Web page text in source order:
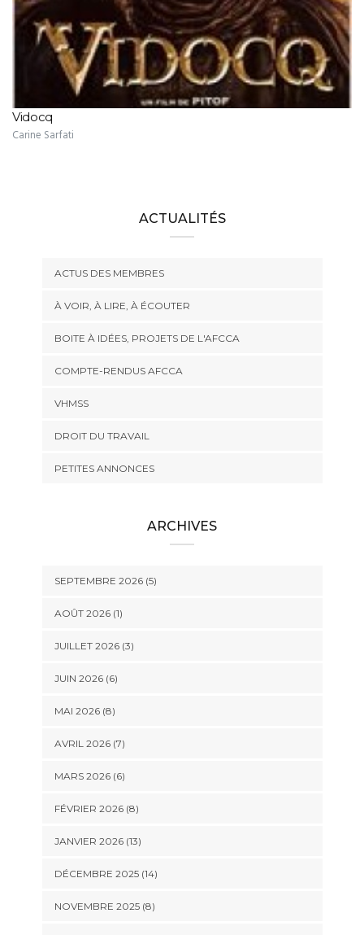
Vidocq
Carine Sarfati
ACTUALITÉS
ACTUS DES MEMBRES
À VOIR, À LIRE, À ÉCOUTER
BOITE À IDÉES, PROJETS DE L'AFCCA
COMPTE-RENDUS AFCCA
VHMSS
DROIT DU TRAVAIL
PETITES ANNONCES
ARCHIVES
SEPTEMBRE 2026 (5)
AOÛT 2026 (1)
JUILLET 2026 (3)
JUIN 2026 (6)
MAI 2026 (8)
AVRIL 2026 (7)
MARS 2026 (6)
FÉVRIER 2026 (8)
JANVIER 2026 (13)
DÉCEMBRE 2025 (14)
NOVEMBRE 2025 (8)